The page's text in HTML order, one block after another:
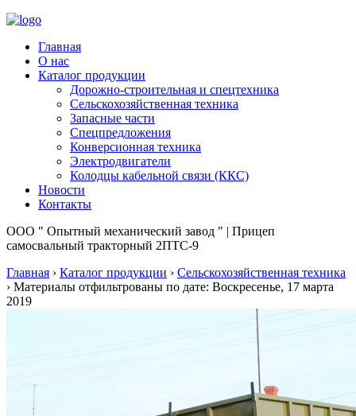
Главная
О нас
Каталог продукции
Дорожно-строительная и спецтехника
Сельскохозяйственная техника
Запасные части
Спецпредложения
Конверсионная техника
Электродвигатели
Колодцы кабельной связи (ККС)
Новости
Контакты
ООО " Опытный механический завод " | Прицеп
самосвальный тракторный 2ПТС-9
Главная › Каталог продукции › Сельскохозяйственная техника
› Материалы отфильтрованы по дате: Воскресенье, 17 марта
2019